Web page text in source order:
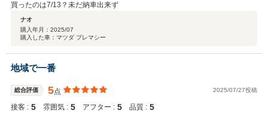
買ったのは7/13？未だ納車出来ず
ナオ
購入年月： 2025/07
購入した車：マツダ プレマシー
地域で一番
総合評価 5点 2025/07/27投稿
接客 : 5 雰囲気 : 5 アフター : 5 品質 : 5